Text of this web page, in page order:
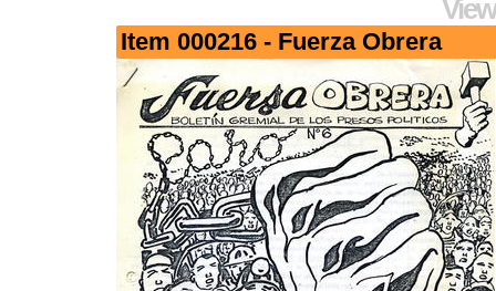
Item 000216 - Fuerza Obrera